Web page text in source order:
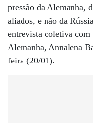
pressão da Alemanha,
aliados, e não da
entrevista coletiva
Alemanha, Annalena
feira (20/01).